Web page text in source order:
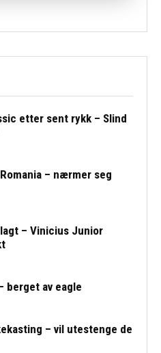
etter sent rykk – Slind
– nærmer seg
– Vinicius Junior
berget av eagle
– vil utestenge de